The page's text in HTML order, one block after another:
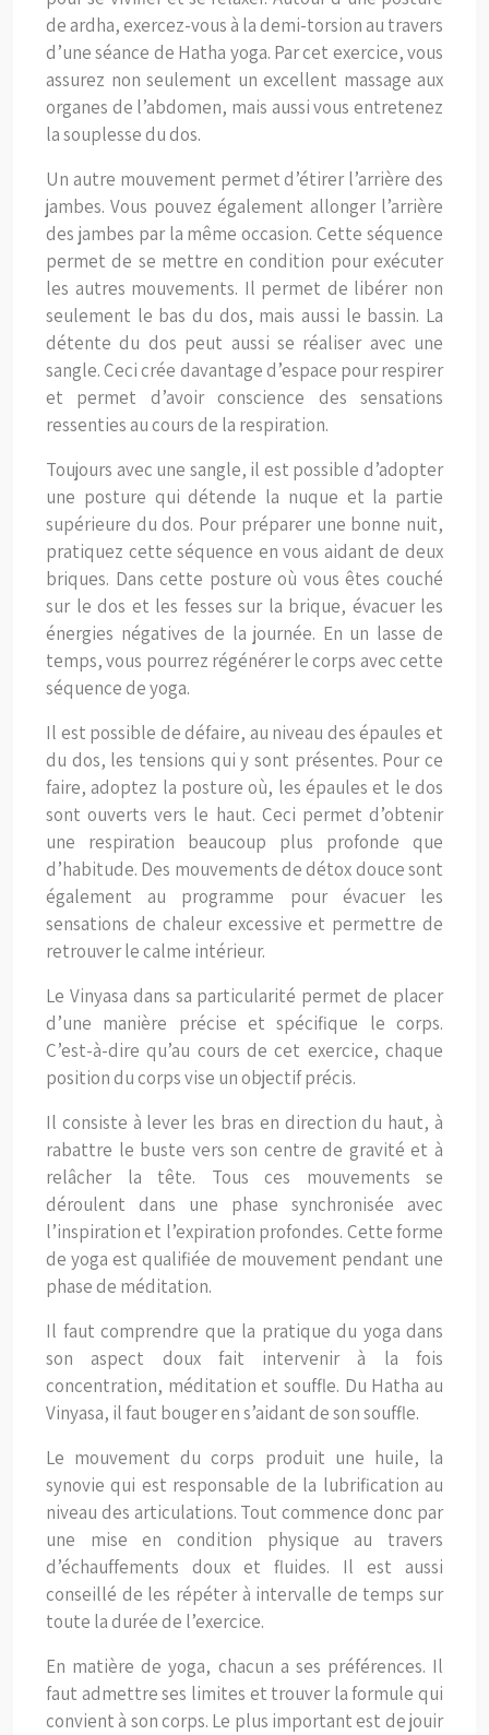
de ardha, exercez-vous à la demi-torsion au travers
d’une séance de Hatha yoga. Par cet exercice, vous
assurez non seulement un excellent massage aux
organes de l’abdomen, mais aussi vous entretenez
la souplesse du dos.
Un autre mouvement permet d’étirer l’arrière des
jambes. Vous pouvez également allonger l’arrière
des jambes par la même occasion. Cette séquence
permet de se mettre en condition pour exécuter
les autres mouvements. Il permet de libérer non
seulement le bas du dos, mais aussi le bassin. La
détente du dos peut aussi se réaliser avec une
sangle. Ceci crée davantage d’espace pour respirer
et permet d’avoir conscience des sensations
ressenties au cours de la respiration.
Toujours avec une sangle, il est possible d’adopter
une posture qui détende la nuque et la partie
supérieure du dos. Pour préparer une bonne nuit,
pratiquez cette séquence en vous aidant de deux
briques. Dans cette posture où vous êtes couché
sur le dos et les fesses sur la brique, évacuer les
énergies négatives de la journée. En un lasse de
temps, vous pourrez régénérer le corps avec cette
séquence de yoga.
Il est possible de défaire, au niveau des épaules et
du dos, les tensions qui y sont présentes. Pour ce
faire, adoptez la posture où, les épaules et le dos
sont ouverts vers le haut. Ceci permet d’obtenir
une respiration beaucoup plus profonde que
d’habitude. Des mouvements de détox douce sont
également au programme pour évacuer les
sensations de chaleur excessive et permettre de
retrouver le calme intérieur.
Le Vinyasa dans sa particularité permet de placer
d’une manière précise et spécifique le corps.
C’est-à-dire qu’au cours de cet exercice, chaque
position du corps vise un objectif précis.
Il consiste à lever les bras en direction du haut, à
rabattre le buste vers son centre de gravité et à
relâcher la tête. Tous ces mouvements se
déroulent dans une phase synchronisée avec
l’inspiration et l’expiration profondes. Cette forme
de yoga est qualifiée de mouvement pendant une
phase de méditation.
Il faut comprendre que la pratique du yoga dans
son aspect doux fait intervenir à la fois
concentration, méditation et souffle. Du Hatha au
Vinyasa, il faut bouger en s’aidant de son souffle.
Le mouvement du corps produit une huile, la
synovie qui est responsable de la lubrification au
niveau des articulations. Tout commence donc par
une mise en condition physique au travers
d’échauffements doux et fluides. Il est aussi
conseillé de les répéter à intervalle de temps sur
toute la durée de l’exercice.
En matière de yoga, chacun a ses préférences. Il
faut admettre ses limites et trouver la formule qui
convient à son corps. Le plus important est de jouir